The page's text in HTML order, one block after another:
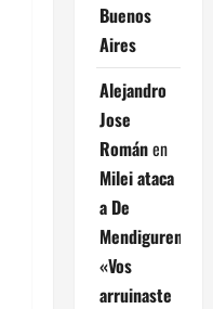
Buenos
Aires
Alejandro
Jose
Románen
Milei ataca
a De
Mendiguren:
«Vos
arruinaste